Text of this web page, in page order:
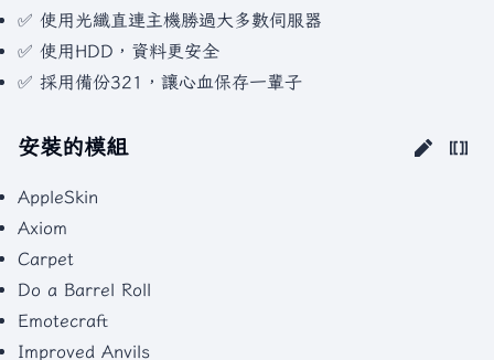
✅ 使用光纖直連主機勝過大多數伺服器
✅ 使用HDD，資料更安全
✅ 採用備份321，讓心血保存一輩子
安裝的模組
AppleSkin
Axiom
Carpet
Do a Barrel Roll
Emotecraft
Improved Anvils